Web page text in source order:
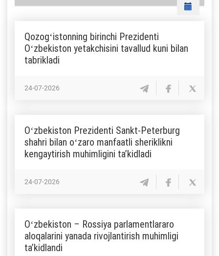
Qozogʻistonning birinchi Prezidenti
Oʻzbekiston yetakchisini tavallud kuni bilan
tabrikladi
24-07-2026
Oʻzbekiston Prezidenti Sankt-Peterburg
shahri bilan oʻzaro manfaatli sheriklikni
kengaytirish muhimligini taʼkidladi
24-07-2026
Oʻzbekiston – Rossiya parlamentlararo
aloqalarini yanada rivojlantirish muhimligi
taʼkidlandi